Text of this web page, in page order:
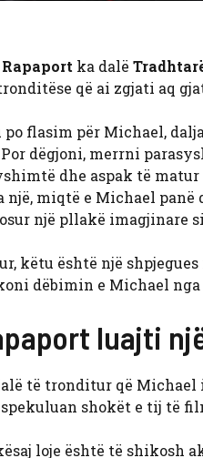
ka dalë
që ai zgjati aq
po flasim për Michael,
dëgjoni, merrni
dhe aspak të
një, miqtë e Michael
një pllakë imagjinare
këtu është një
dëbimin e Michael nga
luajti
të tronditur që
spekuluan shokët e tij të
loje është të shikosh